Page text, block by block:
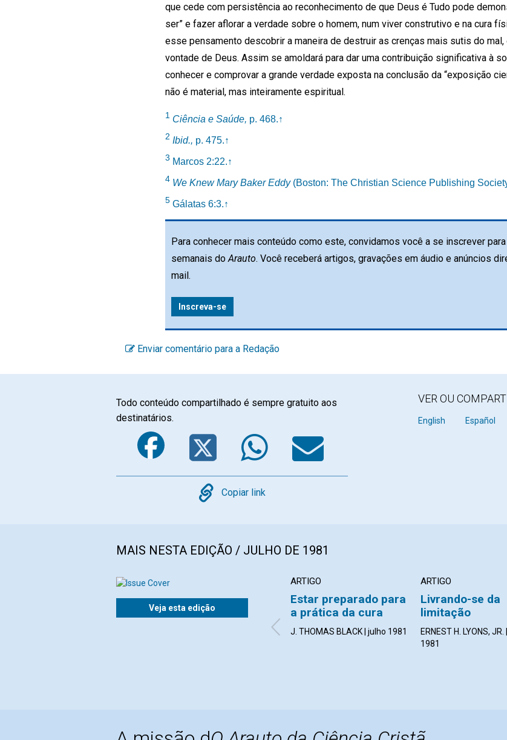
que cede com persistência ao reconhecimento de que Deus é Tudo pode
ser” e fazer aflorar a verdade sobre o homem, num viver construtivo e na cura
esse pensamento descobrir a maneira de destruir as crenças mais sutis do
vontade de Deus. Assim se amoldará para dar uma contribuição significativa à
conhecer e comprovar a grande verdade exposta na conclusão da “exposição
não é material, mas inteiramente espiritual.
1 Ciência e Saúde, p. 468.↑
2 Ibid., p. 475.↑
3 Marcos 2:22.↑
4 We Knew Mary Baker Eddy(Boston: The Christian Science Publishing
5 Gálatas 6:3.↑
Para conhecer mais conteúdo como este, convidamos você a se inscrever
semanais doArauto. Você receberá artigos, gravações em áudio e anúncios
mail.
Inscreva-se
Enviar comentário para a Redação
Todo conteúdo compartilhado é sempre gratuito aos
destinatários.
FacebookTwitterWhatsApp
Email
Copy
Copiar link
VER OU
English Español
MAIS NESTA EDIÇÃO / JULHO DE 1981
Veja esta edição
ARTIGO
Estar preparado para
a prática da cura
J. THOMAS BLACK | julho 1981
ARTIGO
Livrando-se da
limitação
ERNEST H. LYONS, JR.
1981